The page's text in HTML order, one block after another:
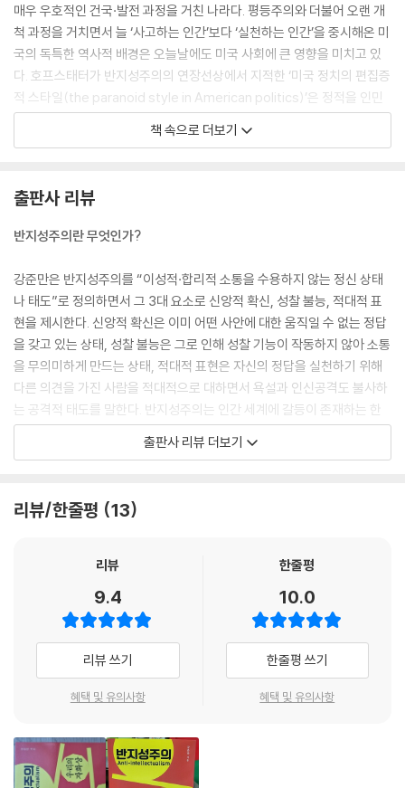
매우 우호적인 건국·발전 과정을 거친 나라다. 평등주의와 더불어 오랜 개
척 과정을 거치면서 늘 ‘사고하는 인간’보다 ‘실천하는 인간’을 중시해온 미
국의 독특한 역사적 배경은 오늘날에도 미국 사회에 큰 영향을 미치고 있
다. 호프스태터가 반지성주의의 연장선상에서 지적한 ‘미국 정치의 편집증
적 스타일(the paranoid style in American politics)’은 정적을 인민
의 이익에 반하는 기득권 세력으로 악마화하는 정치적 관행으로 고착되었
으며, 이는 도널드 트럼프의 정치 행태를 통해서도 잘 드러난 바 있다.
미디어가 정치에 미치는 영향이 커짐에 따라 정치에 대한 해럴드 라스웰의
고전적 정의는 이제 폐기 처분되어야 한다. “누가 무엇을 왜 어떻게 언제
합리적 존재로서의 인간관과 대중의 참여를 전제로 하여 쓰인 현대의 정치
학 교과서도 전면 개정되어야 마땅하다. 이런 주장을 한 에델먼에 따르면
현대 정치는 이미지 정치다. 이미지 정치는 인간의 생물학적인 지각 능력
의 한계, 미디어를 통한 국민의 정치 이해, 실체보다는 외관을 강조하는 미
디어의 속성이라는 세 가지 명제에 근거하고 있다. 에델먼은 라스웰의 전
통적인 정치학 모델로는 영상 미디어를 중심으로 한 현대의 이미지 정치를
전혀 설명할 수 없음에도 대부분의 정치학자가 여전히 상징, 기호, 이미지
조작을 무시한 채 정치 행위의 ‘하드웨어’에만 집착하고 있다고 비판했다.
라스웰 자신도 에델먼의 책에 대한 서평을 통해 에델먼의 주장이 ‘정치학
의 지도를 변화시킨’ 점을 인정했다.
력관과 정치철학은 위장 탈당과는 거리가 멀다. 멀어도 너무 멀다. 위장 탈
당은 좋은 목적을 위해선 수단과 방법을 가릴 필요가 없다는 마키아벨리즘
의 관점에선 이해될 수 있겠지만, 민형배는 시종일관 사회 권력과 자치 권
력의 중요성을 강조하면서 절차적 정당성의 가치를 외쳐온 사람이다. 게다
가 그는 광주가 정권 교체의 도구로 착취당해온 것에 대해 분노해온 사람
이 아닌가? 그런데 내가 그렇게 보았던 그가 어쩌자고 ‘위장 탈당’을 한데
다 그걸 전혀 부끄러워하지 않고 당당하게 큰소리를 쳤던 것인지, 그리고
한 점 부끄러움 없는 듯 행세했던 걸까? 그의 그런 행위를 진정성이 있는
걸로 받아들인다면, 우리는 그걸 어떻게 이해하고 설명할 수 있는 걸까?
책 속으로 더보기
출판사 리뷰
반지성주의란 무엇인가?
강준만은 반지성주의를 “이성적·합리적 소통을 수용하지 않는 정신 상태
나 태도”로 정의하면서 그 3대 요소로 신앙적 확신, 성찰 불능, 적대적 표
현을 제시한다. 신앙적 확신은 이미 어떤 사안에 대한 움직일 수 없는 정답
을 갖고 있는 상태, 성찰 불능은 그로 인해 성찰 기능이 작동하지 않아 소통
을 무의미하게 만드는 상태, 적대적 표현은 자신의 정답을 실천하기 위해
다른 의견을 가진 사람을 적대적으로 대하면서 욕설과 인신공격도 불사하
는 공격적 태도를 말한다. 반지성주의는 인간 세계에 갈등이 존재하는 한
결코 사라질 수 없는 것이기에, ‘제거’가 아닌 ‘관리’의 대상이라고 말하면
서 미시적인 설득 커뮤니케이션의 관점에서 어떤 인지적 편향이 반지성주
동 편향은 위선에 대한 과도한 혐오를 수반하기 때문에 위선에 대한 혐오
(反)위선 근본주의’는 민주주의 발전에 결코 이롭지 않다. 가용성 편향에
빠지지 않기 위해서는 자신과 다르게 생각하는 사람들, 전혀 다른 경험을
가진 사람들과 함께하는 것이 필요하지만, 디지털 시대는 오히려 동질적인
사람들끼리만 어울리는 사이버 환경을 조성함으로써 가용성 편향을 키우
는 결과를 초래한다. 확증 편향은 자신의 확증을 뒷받침하기 위한 정보를
가장 큰 문제다. 부정성 편향은 사람이나 사안을 평가할 때 긍정적 정보보
다 부정적 정보에 더 큰 비중을 둘 때 나타난다. 이야기 편향은 이야기가 진
실보다 더 큰 힘을 발휘하기 때문에 인간의 행동과 의도를 단순하고 정합
출판사 리뷰 더보기
리뷰/한줄평 13
리뷰
9.4
리뷰 쓰기
혜택 및 유의사항
한줄평
10.0
한줄평 쓰기
혜택 및 유의사항